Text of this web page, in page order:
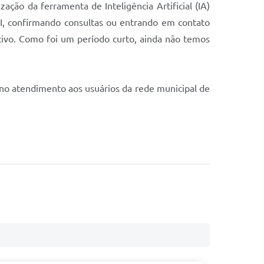
da ferramenta de Inteligência Artificial (IA)
confirmando consultas ou entrando em contato
Como foi um período curto, ainda não temos
atendimento aos usuários da rede municipal de